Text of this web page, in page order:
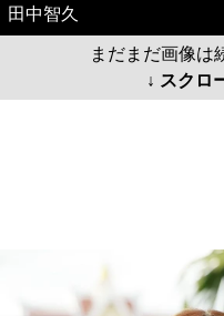
田中智久
まだまだ画像は
↓ スクロ